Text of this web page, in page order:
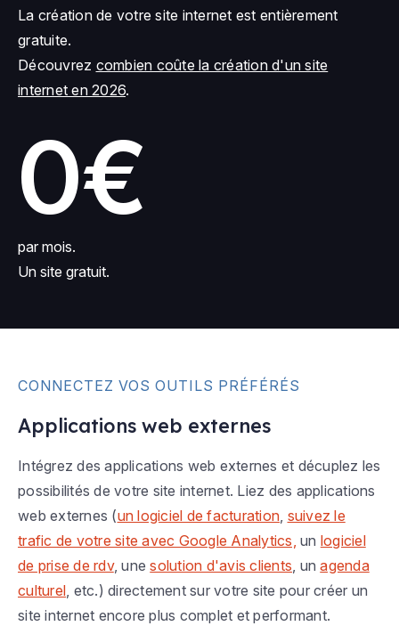
La création de votre site internet est entièrement
gratuite.
Découvrez combien coûte la création d'un site
internet en 2026.
0€
par mois.
Un site gratuit.
CONNECTEZ VOS OUTILS PRÉFÉRÉS
Applications web externes
Intégrez des applications web externes et décuplez les
possibilités de votre site internet. Liez des applications
web externes (un logiciel de facturation, suivez le
trafic de votre site avec Google Analytics, un logiciel
de prise de rdv, unesolution d'avis clients, unagenda
culturel, etc.) directement sur votre site pour créer un
site internet encore plus complet et performant.